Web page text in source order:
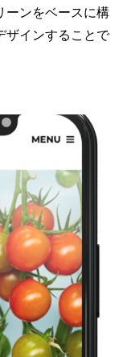
ーンをベースに構
ザインすることで